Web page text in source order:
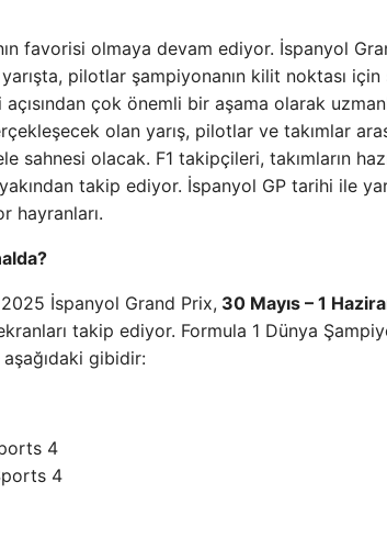
favorisi olmaya devam ediyor. İspanyol
pilotlar şampiyonanın kilit noktası için
çok önemli bir aşama olarak
olan yarış, pilotlar ve takımlar
olacak. F1 takipçileri, takımların
takip ediyor. İspanyol GP tarihi ile
hayranları.
İspanyol Grand Prix, 30 Mayıs – 1
takip ediyor. Formula 1 Dünya
aşağıdaki gibidir:
4
4